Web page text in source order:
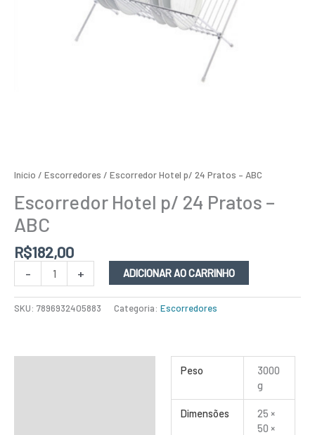
Início / Escorredores / Escorredor Hotel p/ 24 Pratos – ABC
Escorredor Hotel p/ 24 Pratos –
ABC
R$182,00
- + ADICIONAR AO CARRINHO
SKU: 7896932405883 Categoria: Escorredores
Peso
3000
g
Dimensões
25 ×
50 ×